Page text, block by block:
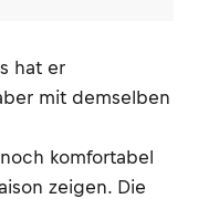
hat er
mit demselben
komfortabel
zeigen. Die